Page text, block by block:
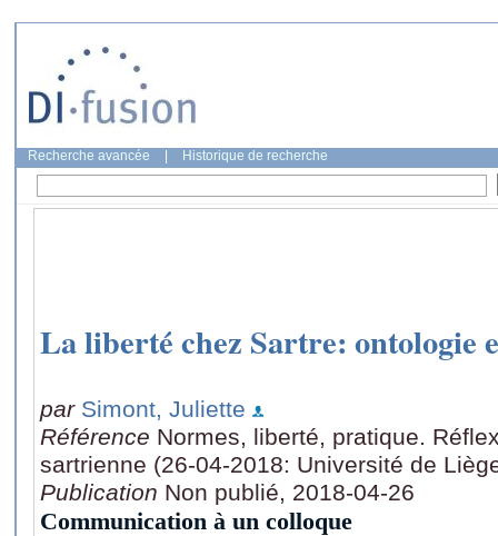
Recherche avancée Historique de recherche
La liberté chez Sartre: ontologie
par Simont, Juliette
Référence Normes, liberté, pratique.
sartrienne (26-04-2018: Université de
Publication Non publié, 2018-04-26
Communication à un colloque